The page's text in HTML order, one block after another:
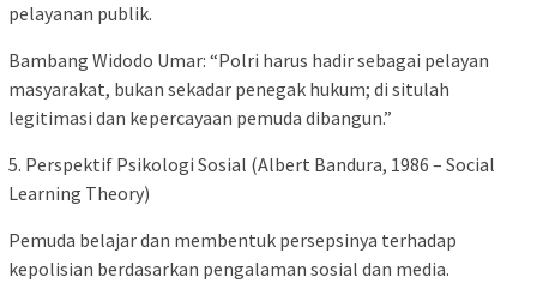
pelayanan publik.
Bambang Widodo Umar: “Polri harus hadir sebagai pelayan
masyarakat, bukan sekadar penegak hukum; di situlah
legitimasi dan kepercayaan pemuda dibangun.”
5. Perspektif Psikologi Sosial (Albert Bandura, 1986 – Social
Learning Theory)
Pemuda belajar dan membentuk persepsinya terhadap
kepolisian berdasarkan pengalaman sosial dan media.